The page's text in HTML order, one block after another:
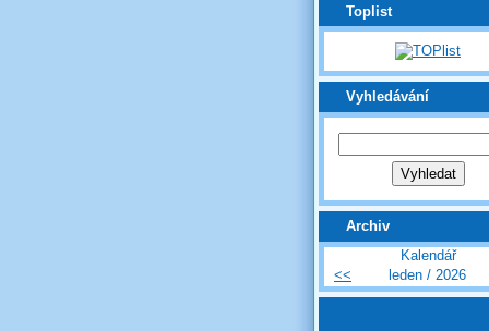
Toplist
Vyhledávání
Archiv
Kalendář
<<
leden / 2026